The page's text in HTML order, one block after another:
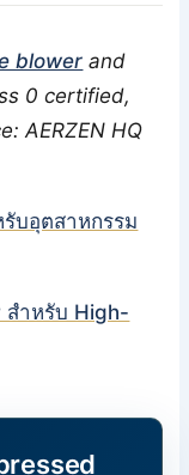
blower and
0 certified,
AERZEN HQ
บอุตสาหกรรม
สำหรับ High-